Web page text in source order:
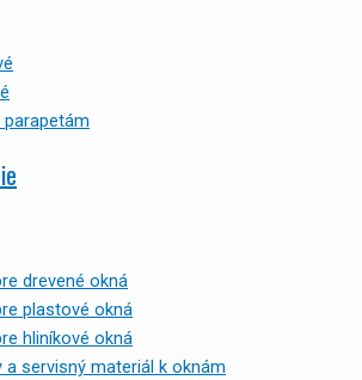
parapetám
drevené okná
plastové okná
hliníkové okná
a servisný materiál k oknám